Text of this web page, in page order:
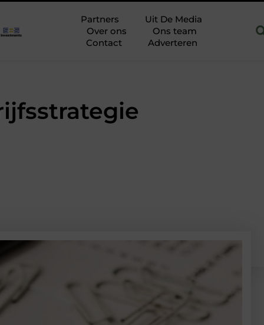
Partners
Uit De Media
Over ons
Ons team
Contact
Adverteren